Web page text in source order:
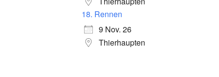
18. Rennen
9 Nov. 26
Thierhaupten